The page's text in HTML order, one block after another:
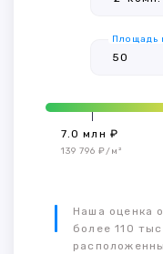
Площадь
7.0 млн ₽
139 796 ₽/м²
Наша оценка
более 110